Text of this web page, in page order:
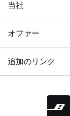
当社
オファー
追加のリンク